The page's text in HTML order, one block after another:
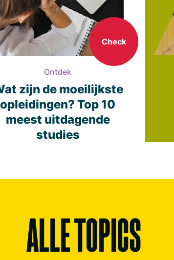
Check
Ontdek
zijn de moeilijkste
opleidingen? Top 10
meest uitdagende
studies
ALLE TOPICS